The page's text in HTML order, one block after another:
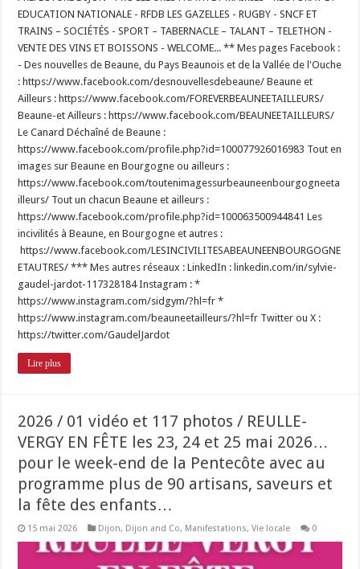
EDUCATION NATIONALE - RFDB LES GAZELLES - RUGBY - SNCF ET
TRAINS – SOCIÉTÉS - SPORT – TABERNACLE – TALANT – TELETHON -
VENTE DES VINS ET BOISSONS - WELCOME... ** Mes pages Facebook :
- Des nouvelles de Beaune, du Pays Beaunois et de la Vallée de l'Ouche
: https://www.facebook.com/desnouvellesdebeaune/ Beaune et
Ailleurs : https://www.facebook.com/FOREVERBEAUNEETAILLEURS/
Beaune-et Ailleurs : https://www.facebook.com/BEAUNEETAILLEURS/
Le Canard Déchaîné de Beaune :
https://www.facebook.com/profile.php?id=100077926016983 Tout en
images sur Beaune en Bourgogne ou ailleurs :
https://www.facebook.com/toutenimagessurbeauneenbourgogneeta
illeurs/ Tout un chacun Beaune et ailleurs :
https://www.facebook.com/profile.php?id=100063500944841 Les
incivilités à Beaune, en Bourgogne et autres :
https://www.facebook.com/LESINCIVILITESABEAUNEENBOURGOGNE
ETAUTRES/ *** Mes autres réseaux : LinkedIn : linkedin.com/in/sylvie-
gaudel-jardot-117328184 Instagram : *
https://www.instagram.com/sidgym/?hl=fr *
https://www.instagram.com/beauneetailleurs/?hl=fr Twitter ou X :
https://twitter.com/GaudelJardot
Lire plus
2026 / 01 vidéo et 117 photos / REULLE-
VERGY EN FÊTE les 23, 24 et 25 mai 2026…
pour le week-end de la Pentecôte avec au
programme plus de 90 artisans, saveurs et
la fête des enfants…
15 mai 2026 Dijon, Dijon and Co, Manifestations,Vie locale 0